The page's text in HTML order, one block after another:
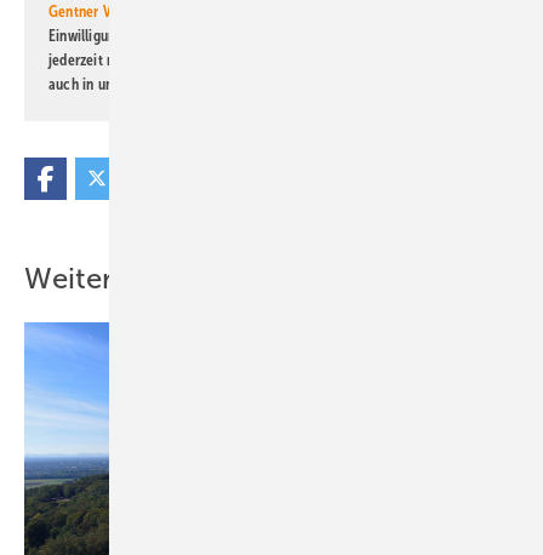
Gentner Verlag GmbH & Co. KG
Einwilligung kann ich jederzeit widerrufen und eine Abmeldung ist
jederzeit möglich. Informationen zum Umgang mit Daten finden Sie
auch in unserer
Weitere Inhalte